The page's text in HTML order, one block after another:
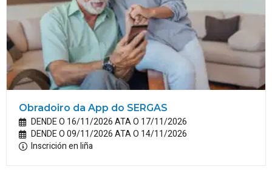
Obradoiro da App do SERGAS
DENDE O 16/11/2026 ATA O 17/11/2026
DENDE O 09/11/2026 ATA O 14/11/2026
Inscrición en liña